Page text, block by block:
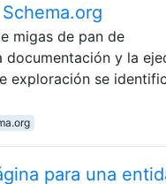
migas de pan de
documentación y la
exploración se
para una